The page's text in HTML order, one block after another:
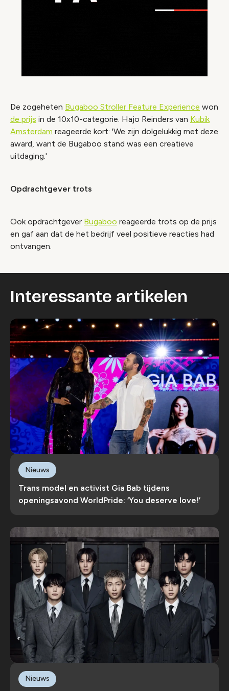
De zogeheten Bugaboo Stroller Feature Experience won
de prijs in de 10x10-categorie. Hajo Reinders van Kubik
Amsterdam reageerde kort: 'We zijn dolgelukkig met deze
award, want de Bugaboo stand was een creatieve
uitdaging.'
Opdrachtgever trots
Ook opdrachtgever Bugaboo reageerde trots op de prijs
en gaf aan dat de het bedrijf veel positieve reacties had
ontvangen.
Interessante artikelen
Trans model en activist Gia Bab tijdens
openingsavond WorldPride: ‘You deserve love!’
Nieuws
Nieuws